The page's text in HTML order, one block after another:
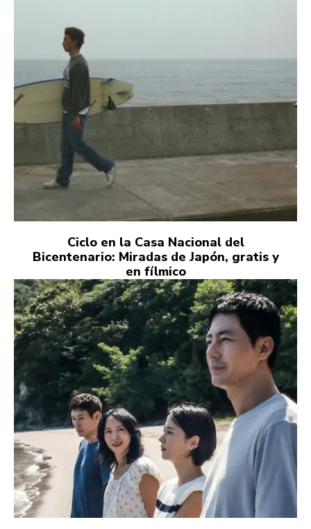
Ciclo en la Casa Nacional del
Bicentenario: Miradas de Japón, gratis y
en fílmico